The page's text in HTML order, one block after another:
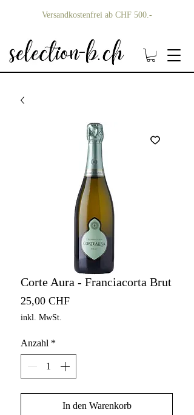
Versandkostenfrei ab CHF 500.-
Corte Aura - Franciacorta Brut
25,00 CHFPreis
inkl. MwSt.
Anzahl *
In den Warenkorb